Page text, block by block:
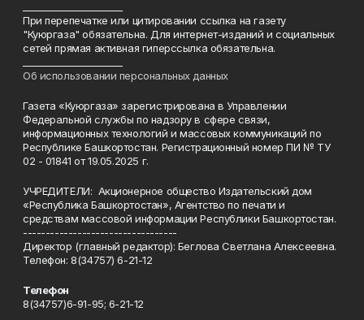
При перепечатке или цитировании ссылка на газету
"Куюргаза" обязательна. Для интернет-изданий и социальных
сетей прямая активная гиперссылка обязательна.
Об использовании персональных данных
Газета «Куюргаза» зарегистрирована в Управлении
Федеральной службы по надзору в сфере связи,
информационных технологий и массовых коммуникаций по
Республике Башкортостан. Регистрационный номер ПИ № ТУ
02 - 01841 от 19.05.2025 г.
УЧРЕДИТЕЛИ: Акционерное общество Издательский дом
«Республика Башкортостан», Агентство по печати и
средствам массовой информации Республики Башкортостан.
----------------------------------
Директор (главный редактор): Беглова Светлана Алексеевна.
Телефон: 8(34757) 6-21-12
Телефон
8(34757)6-91-95; 6-21-12